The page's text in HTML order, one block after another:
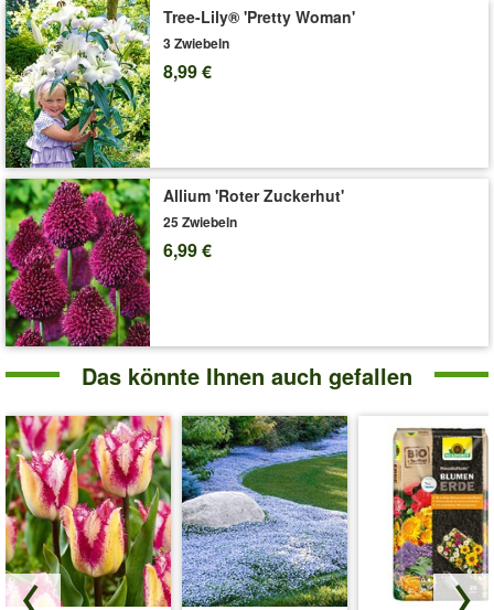
'Crispa-Tulpe 'Lemon Beauty''
Tree-Lily® 'Pretty Woman'
3 Zwiebeln
8,99 €
Allium 'Roter Zuckerhut'
25 Zwiebeln
6,99 €
Das könnte Ihnen auch gefallen